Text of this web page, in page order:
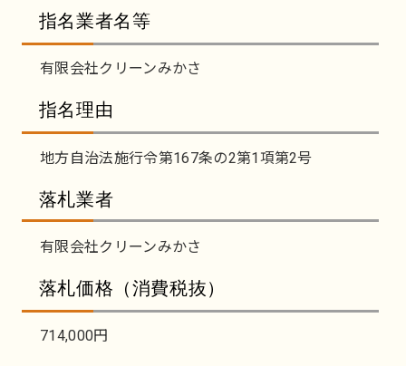
指名業者名等
有限会社クリーンみかさ
指名理由
地方自治法施行令第167条の2第1項第2号
落札業者
有限会社クリーンみかさ
落札価格（消費税抜）
714,000円